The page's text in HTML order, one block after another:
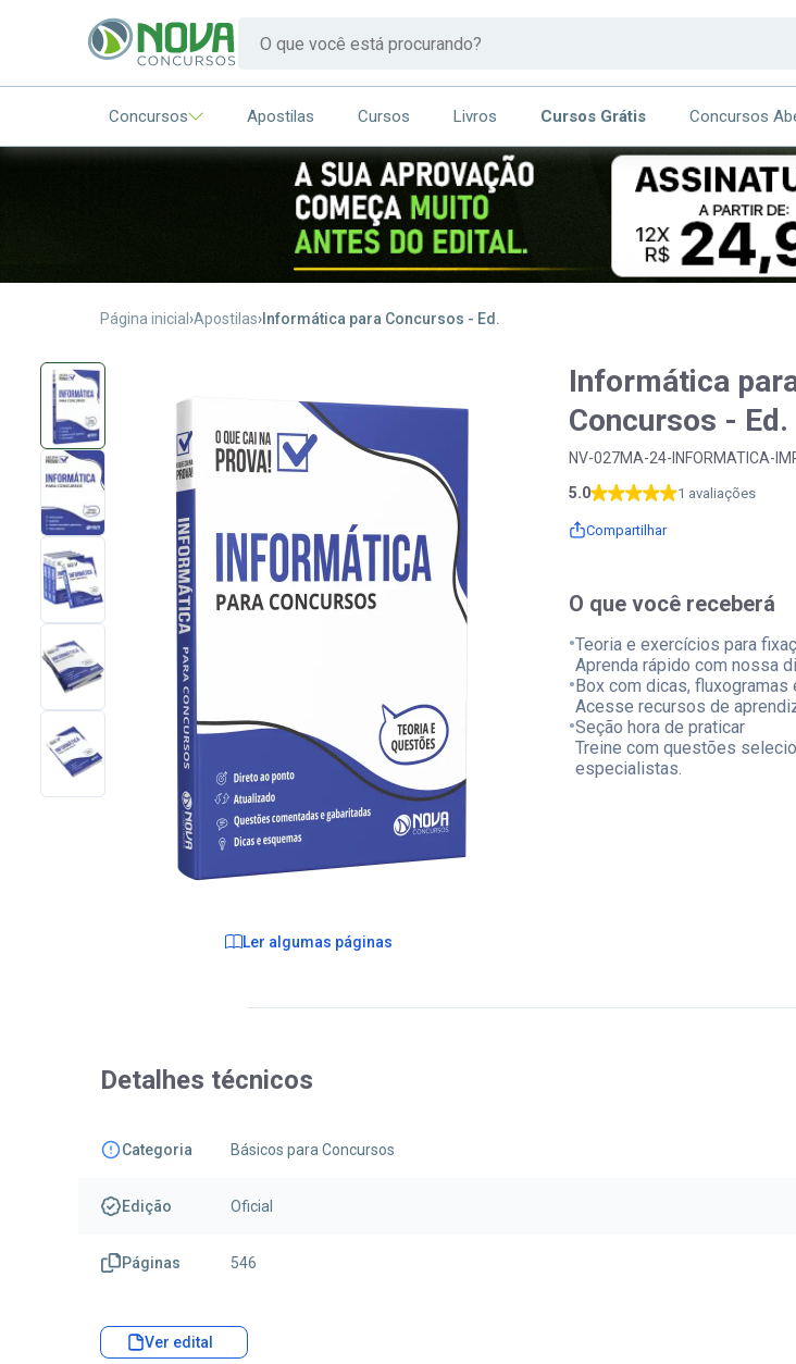
Concursos Apostilas Cursos Livros Cursos Grátis Concursos
Página inicial Apostilas Informática para Concursos - Ed.
Ler algumas páginas
Informática
Concursos - Ed.
NV-027MA-24-INFORMATICA-
5.0
1 avaliações
Compartilhar
O que você receberá
•Teoria e exercícios para
Aprenda rápido com nossa
•Box com dicas, fluxogramas
Acesse recursos de
•Seção hora de praticar
Treine com questões
especialistas.
Detalhes técnicos
Categoria Básicos para Concursos
Edição Oficial
Páginas 546
Ver edital